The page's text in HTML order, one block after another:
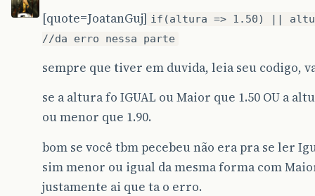
[quote=JoatanGuj] if(altura => 1.50) ||
//da erro nessa parte
sempre que tiver em duvida, leia seu codigo,
se a altura fo IGUAL ou Maior que 1.50 OU a
ou menor que 1.90.
bom se você tbm pecebeu não era pra se ler
sim menor ou igual da mesma forma com
justamente ai que ta o erro.